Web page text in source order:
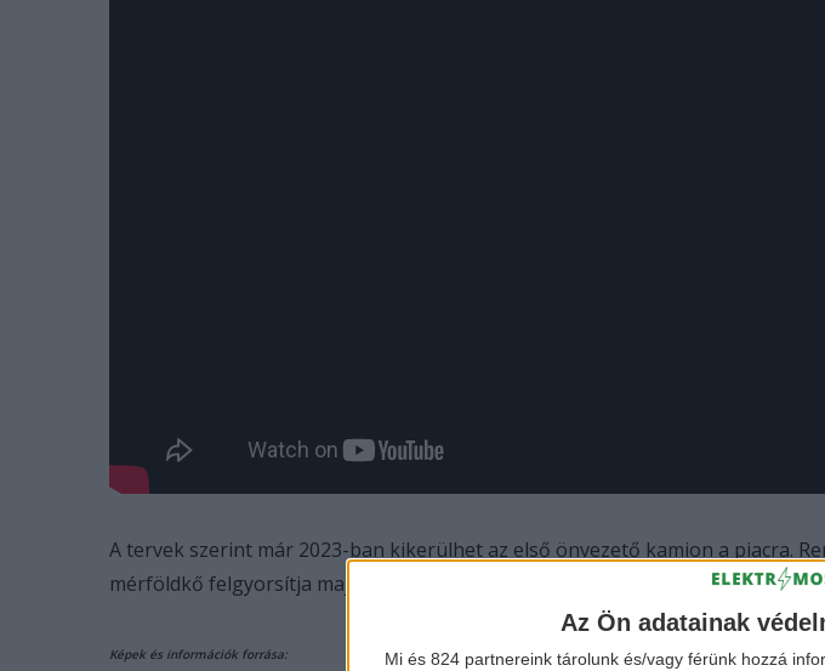
Az Ön adatainak
Mi és 824 partnereink tárolunk és/vagy férünk hozzá
A tervek szerint már 2023-ban kikerülhet az első önvezető kamion a piacra.
mérföldkő felgyorsítja majd az önvezető technológia fejlődését.
Képek és információk forrása: